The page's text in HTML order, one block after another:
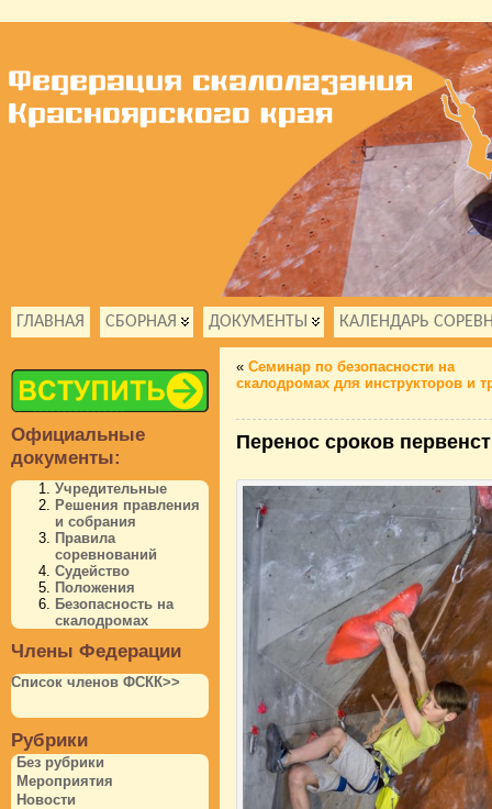
ГЛАВНАЯ СБОРНАЯ ДОКУМЕНТЫ КАЛЕНДАРЬ
Официальные
документы:
Учредительные
Решения правления
и собрания
Правила
соревнований
Судейство
Положения
Безопасность на
скалодромах
Члены Федерации
Список членов ФСКК>>
Рубрики
Без рубрики
Мероприятия
Новости
« Семинар по безопасности на
скалодромах для инструкторов и
Перенос сроков